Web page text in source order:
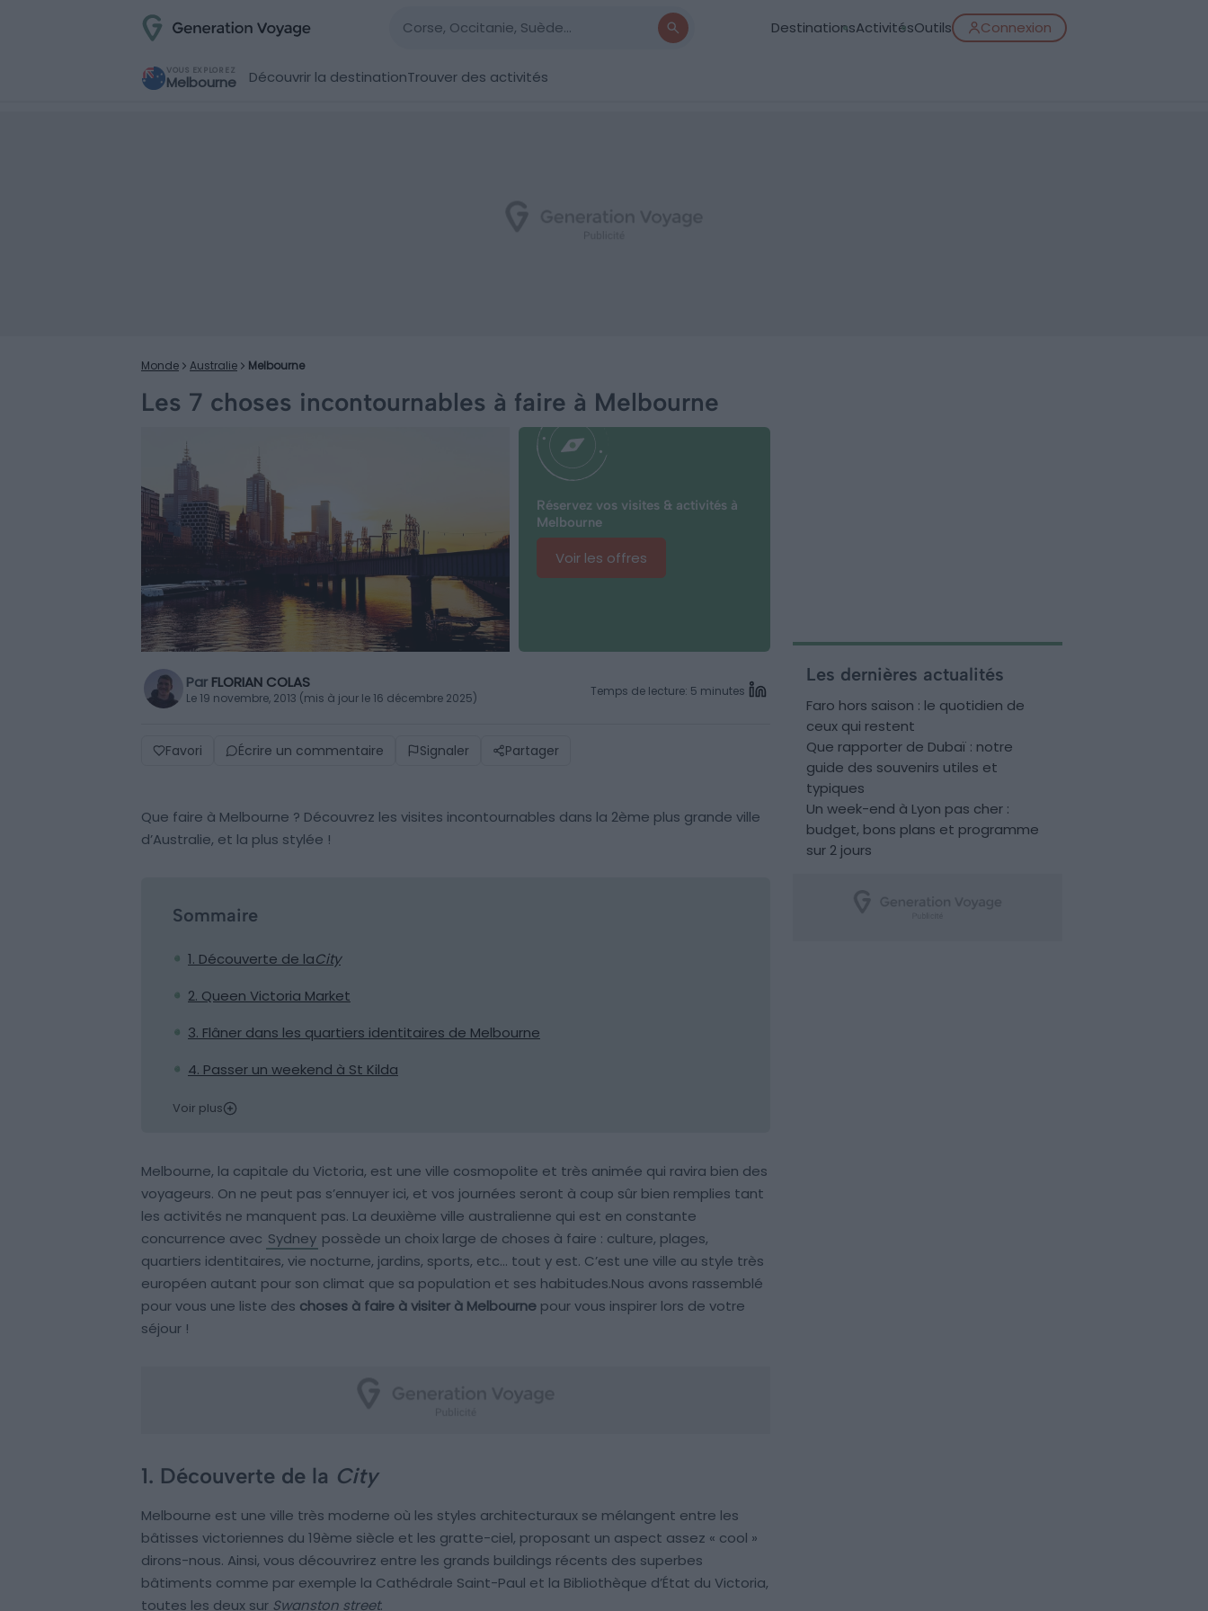
DestinationsActivitésOutils Connexion
VOUS EXPLOREZ
Melbourne Découvrir la destinationTrouver des activités
Monde Australie Melbourne
Les 7 choses incontournables à faire à Melbourne
Réservez vos visites & activités à
Melbourne
Voir les offres
Par FLORIAN COLAS
Le 19 novembre, 2013 (mis à jour le 16 décembre 2025) Temps de lecture: 5 minutes
Favori Écrire un commentaire Signaler Partager
Que faire à Melbourne ? Découvrez les visites incontournables dans la 2ème plus grande ville
d’Australie, et la plus stylée !
Sommaire
1. Découverte de laCity
2. Queen Victoria Market
3. Flâner dans les quartiers identitaires de Melbourne
4. Passer un weekend à St Kilda
Voir plus
Melbourne, la capitale du Victoria, est une ville cosmopolite et très animée qui ravira bien des
voyageurs. On ne peut pas s’ennuyer ici, et vos journées seront à coup sûr bien remplies tant
les activités ne manquent pas. La deuxième ville australienne qui est en constante
concurrence avec Sydney possède un choix large de choses à faire : culture, plages,
quartiers identitaires, vie nocturne, jardins, sports, etc… tout y est. C’est une ville au style très
européen autant pour son climat que sa population et ses habitudes.Nous avons rassemblé
pour vous une liste des choses à faire à visiter à Melbourne pour vous inspirer lors de votre
séjour !
1. Découverte de la City
Melbourne est une ville très moderne où les styles architecturaux se mélangent entre les
bâtisses victoriennes du 19ème siècle et les gratte-ciel, proposant un aspect assez « cool »
dirons-nous. Ainsi, vous découvrirez entre les grands buildings récents des superbes
bâtiments comme par exemple la Cathédrale Saint-Paul et la Bibliothèque d’État du Victoria,
toutes les deux sur Swanston street.
Les dernières actualités
Faro hors saison : le quotidien de
ceux qui restent
Que rapporter de Dubaï : notre
guide des souvenirs utiles et
typiques
Un week-end à Lyon pas cher :
budget, bons plans et programme
sur 2 jours